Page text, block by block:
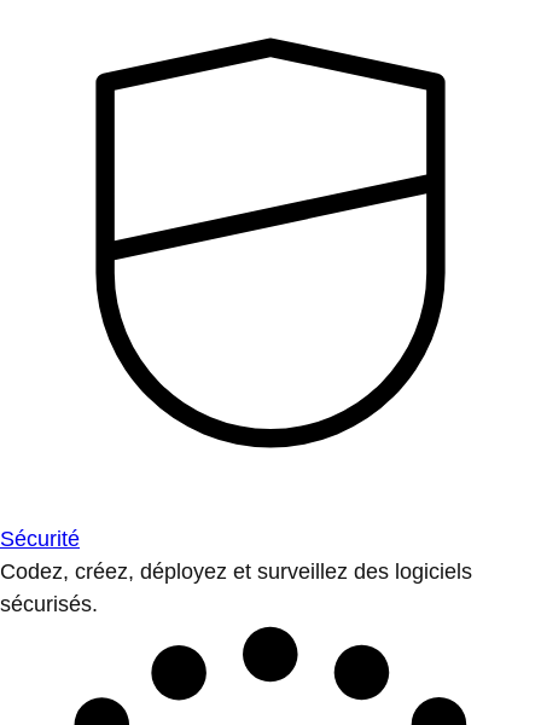
Sécurité
Codez, créez, déployez et surveillez des logiciels
sécurisés.